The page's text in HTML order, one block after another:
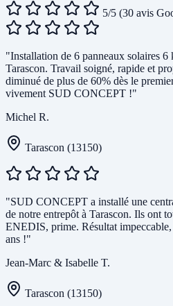
5/5 (30 avis
"Installation de 6 panneaux solaires 6
Tarascon. Travail soigné, rapide et
diminué de plus de 60% dès le
vivement SUD CONCEPT !"
Michel R.
Tarascon (13150)
"SUD CONCEPT a installé une
de notre entrepôt à Tarascon. Ils ont
ENEDIS, prime. Résultat
ans !"
Jean-Marc & Isabelle T.
Tarascon (13150)